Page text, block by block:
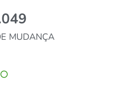
MUDANÇA